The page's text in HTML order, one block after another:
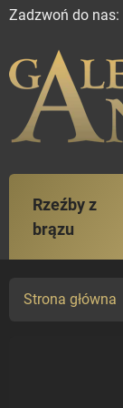
Zadzwoń do nas:
Rzeźby z
brązu
Strona główna